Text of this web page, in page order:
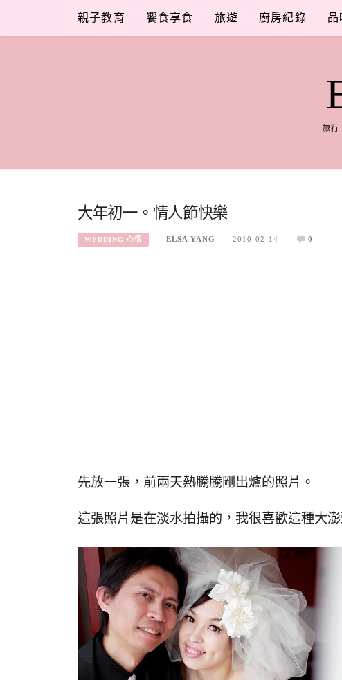
content
親子教育 饗食享食 旅遊 廚房紀錄 品
旅行
大年初一。情人節快樂
WEDDING 心情 ELSA YANG 2010-02-14 0
先放一張，前兩天熱騰騰剛出爐的照片。
這張照片是在淡水拍攝的，我很喜歡這種大澎